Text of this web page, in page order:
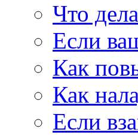
Что
Если
Как
Как
Если